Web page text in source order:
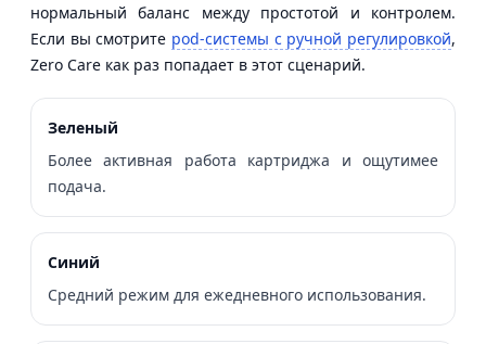
нормальный баланс между простотой и контролем.
Если вы смотрите pod-системы с ручной регулировкой,
Zero Care как раз попадает в этот сценарий.
Зеленый
Более активная работа картриджа и ощутимее
подача.
Синий
Средний режим для ежедневного использования.